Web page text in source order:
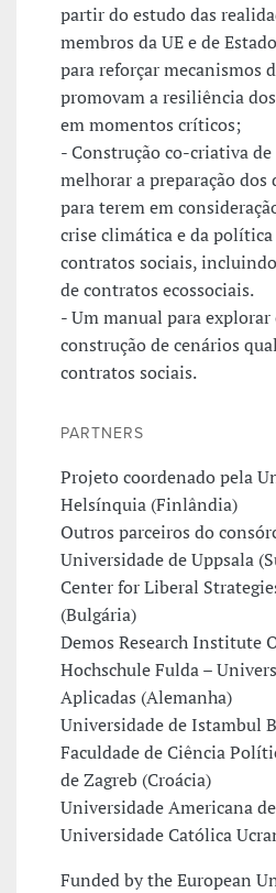
partir do estudo das
membros da UE e de
para reforçar mecanismos
promovam a resiliência
em momentos críticos;
- Construção co-criativa
melhorar a preparação
para terem em
crise climática e da
contratos sociais,
de contratos ecossociais.
- Um manual para
construção de cenários
contratos sociais.
PARTNERS
Projeto coordenado pela
Helsínquia (Finlândia)
Outros parceiros do
Universidade de Uppsala
Center for Liberal
(Bulgária)
Demos Research Institute
Hochschule Fulda –
Aplicadas (Alemanha)
Universidade de Istambul
Faculdade de Ciência
de Zagreb (Croácia)
Universidade Americana
Universidade Católica
Funded by the European